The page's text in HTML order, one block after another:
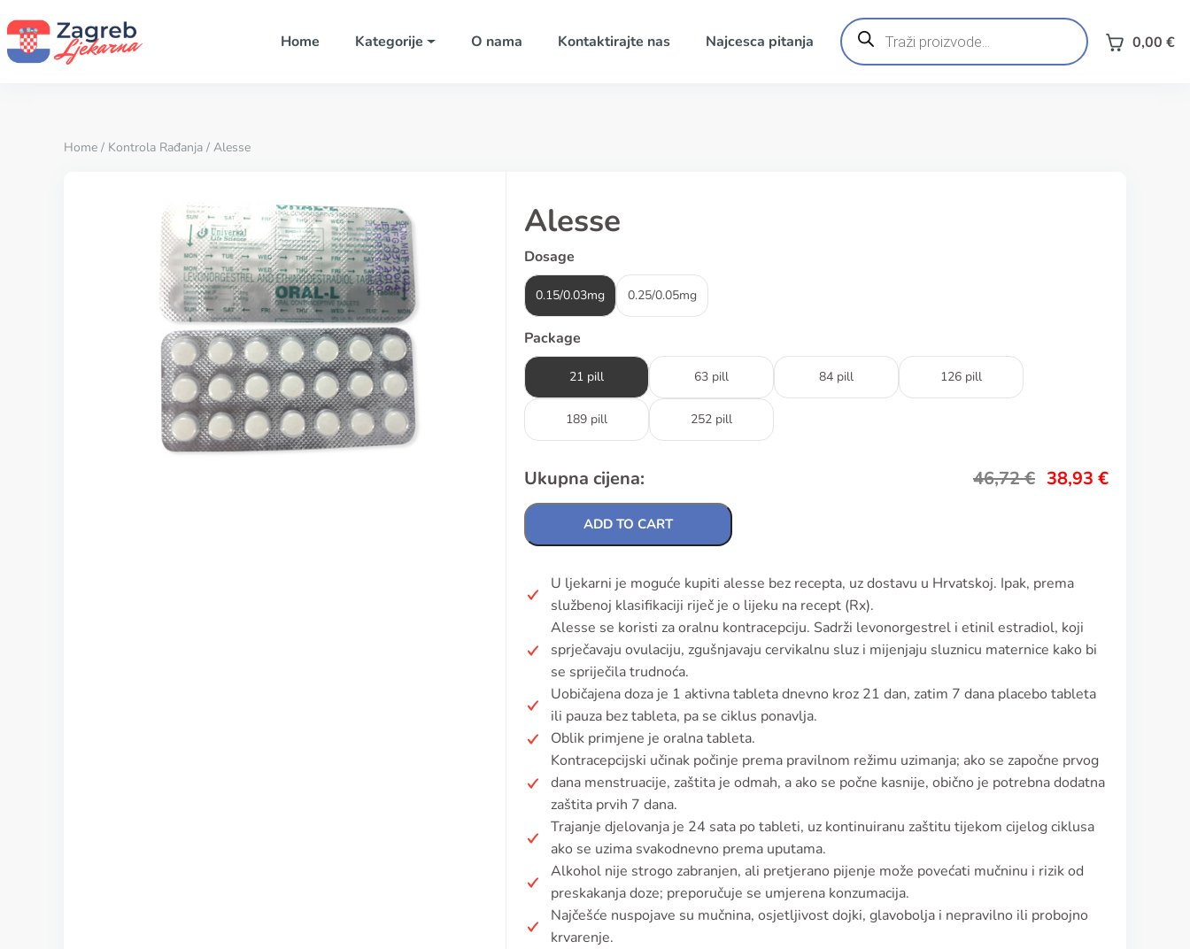
Home Kategorije O nama Kontaktirajte nas Najcesca pitanja
Products
search 0,00 €
Home / Kontrola Rađanja / Alesse
Alesse
Dosage
0.15/0.03mg 0.25/0.05mg
Package
21 pill 63 pill 84 pill 126 pill
189 pill 252 pill
Ukupna cijena: 46,72€ 38,93 €
ADD TO CART
U ljekarni je moguće kupiti alesse bez recepta, uz dostavu u Hrvatskoj. Ipak, prema
službenoj klasifikaciji riječ je o lijeku na recept (Rx).
Alesse se koristi za oralnu kontracepciju. Sadrži levonorgestrel i etinil estradiol, koji
sprječavaju ovulaciju, zgušnjavaju cervikalnu sluz i mijenjaju sluznicu maternice kako bi
se spriječila trudnoća.
Uobičajena doza je 1 aktivna tableta dnevno kroz 21 dan, zatim 7 dana placebo tableta
ili pauza bez tableta, pa se ciklus ponavlja.
Oblik primjene je oralna tableta.
Kontracepcijski učinak počinje prema pravilnom režimu uzimanja; ako se započne prvog
dana menstruacije, zaštita je odmah, a ako se počne kasnije, obično je potrebna dodatna
zaštita prvih 7 dana.
Trajanje djelovanja je 24 sata po tableti, uz kontinuiranu zaštitu tijekom cijelog ciklusa
ako se uzima svakodnevno prema uputama.
Alkohol nije strogo zabranjen, ali pretjerano pijenje može povećati mučninu i rizik od
preskakanja doze; preporučuje se umjerena konzumacija.
Najčešće nuspojave su mučnina, osjetljivost dojki, glavobolja i nepravilno ili probojno
krvarenje.